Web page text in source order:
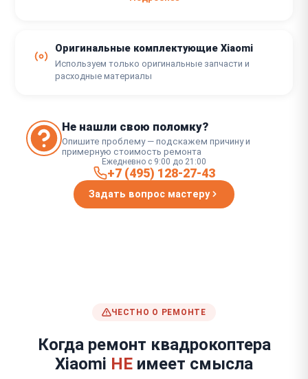
Оригинальные комплектующие Xiaomi
Используем только оригинальные запчасти и
расходные материалы
Не нашли свою поломку?
Опишите проблему — подскажем причину и
примерную стоимость ремонта
Ежедневно с 9:00 до 21:00
+7 (495) 128-27-43
Задать вопрос мастеру
ЧЕСТНО О РЕМОНТЕ
Когда ремонт квадрокоптера
Xiaomi НЕ имеет смысла